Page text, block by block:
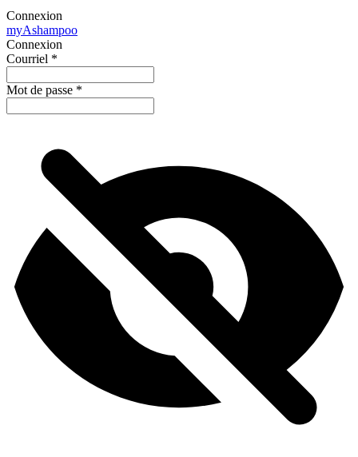
Connexion
myAshampoo
Connexion
Courriel *
Mot de passe *